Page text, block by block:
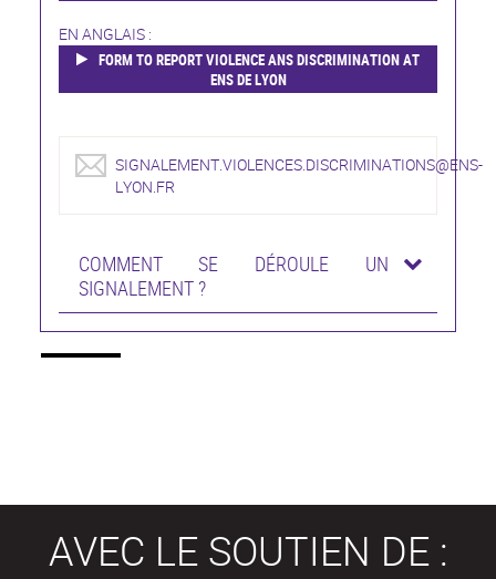
EN ANGLAIS :
FORM TO REPORT VIOLENCE ANS DISCRIMINATION AT
ENS DE LYON
SIGNALEMENT.VIOLENCES.DISCRIMINATIONS@ENS-
LYON.FR
COMMENT SE DÉROULE UN
SIGNALEMENT ?
AVEC LE SOUTIEN DE :